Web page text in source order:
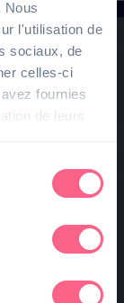
Nous
l'utilisation de
sociaux, de
celles-ci
fournies
de leurs